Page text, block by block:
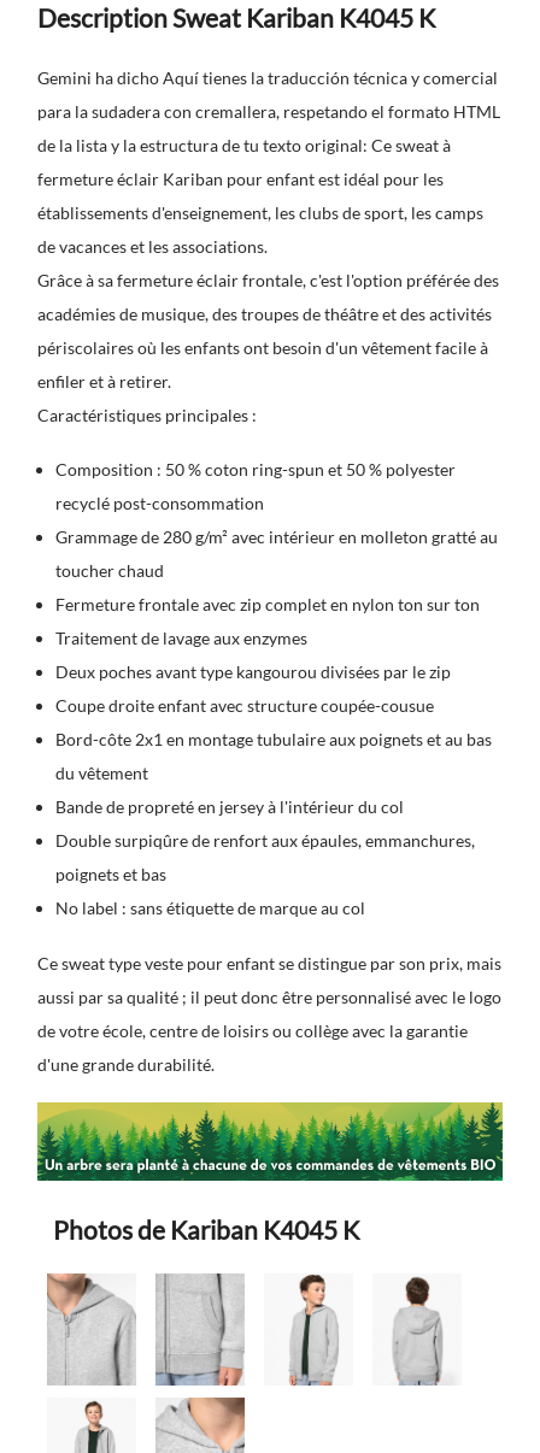
Description Sweat Kariban K4045 K
Gemini ha dicho Aquí tienes la traducción técnica y comercial
para la sudadera con cremallera, respetando el formato HTML
de la lista y la estructura de tu texto original: Ce sweat à
fermeture éclair Kariban pour enfant est idéal pour les
établissements d'enseignement, les clubs de sport, les camps
de vacances et les associations.
Grâce à sa fermeture éclair frontale, c'est l'option préférée des
académies de musique, des troupes de théâtre et des activités
périscolaires où les enfants ont besoin d'un vêtement facile à
enfiler et à retirer.
Caractéristiques principales :
Composition : 50 % coton ring-spun et 50 % polyester
recyclé post-consommation
Grammage de 280 g/m² avec intérieur en molleton gratté au
toucher chaud
Fermeture frontale avec zip complet en nylon ton sur ton
Traitement de lavage aux enzymes
Deux poches avant type kangourou divisées par le zip
Coupe droite enfant avec structure coupée-cousue
Bord-côte 2x1 en montage tubulaire aux poignets et au bas
du vêtement
Bande de propreté en jersey à l'intérieur du col
Double surpiqûre de renfort aux épaules, emmanchures,
poignets et bas
No label : sans étiquette de marque au col
Ce sweat type veste pour enfant se distingue par son prix, mais
aussi par sa qualité ; il peut donc être personnalisé avec le logo
de votre école, centre de loisirs ou collège avec la garantie
d'une grande durabilité.
Photos de Kariban K4045 K